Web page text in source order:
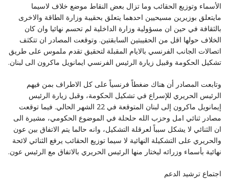
الأسماء وتوزيع الحقائب وما تزال بعض النقاط موضع خلاف لاسيما
مايتعلق بوزيرين مسيحيين ‏احدهما يتعلق بحقيبة وزارة الطاقة والاخرى
بالثقافة في حين ان مسؤولية وزارة الداخلية لم تحسم نهائيا وان كان
‏الخلاف حولها اقل من الحقيبتين السابقتين. وتوقعت المصادر ان تتكثف
اتصالات الجانب الفرنسي بالايام المقبلة ‏لتحقيق تقدم ملموس على طريق
تشكيل الحكومة وقبيل زيارة الرئيس الفرنسي ايمانويل ماكرون الى لبنان‎.‎
وتابعت المصادر أن هناك ضغطاً فرنسياً على كل الاطراف بمن فيهم
الرئيس الحريري للإسراع في تشكيل الحكومة، ‏وقبل زيارة الرئيس
إيمانويل ماكرون إلى لبنان المتوقعة في 22 الشهر الحالي. فيما توقعت
مصادر ثنائي امل وحزب ‏الله حلحلة في الموضوع الحكومي، مشيرة الى
ان الثنائي لا يشكل سبباً لعرقلة التشكيل، وانه حالما يتم الاتفاق بين ‏عون
والحريري على التشكيلة النهائية لا سيما توزيع الحقائب يرفع الثنائي لائحة
نهائية بأسماء وزرائه ليختار منها ‏الرئيس الحريري بالاتفاق مع الرئيس عون‎.‎
اجتماع ترشيد الدعم